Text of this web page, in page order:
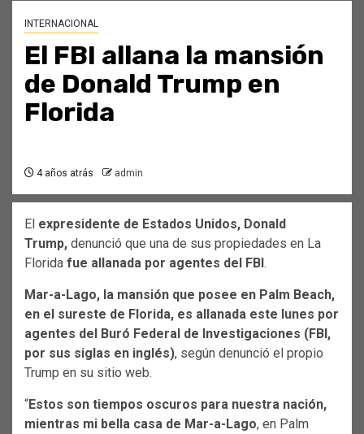
INTERNACIONAL
El FBI allana la mansión
de Donald Trump en
Florida
4 años atrás admin
El expresidente de Estados Unidos, Donald
Trump, denunció que una de sus propiedades en La
Florida fue allanada por agentes del FBI.
Mar-a-Lago, la mansión que posee en Palm Beach,
en el sureste de Florida, es allanada este lunes por
agentes del Buró Federal de Investigaciones (FBI,
por sus siglas en inglés), según denunció el propio
Trump en su sitio web.
“Estos son tiempos oscuros para nuestra nación,
mientras mi bella casa de Mar-a-Lago, en Palm